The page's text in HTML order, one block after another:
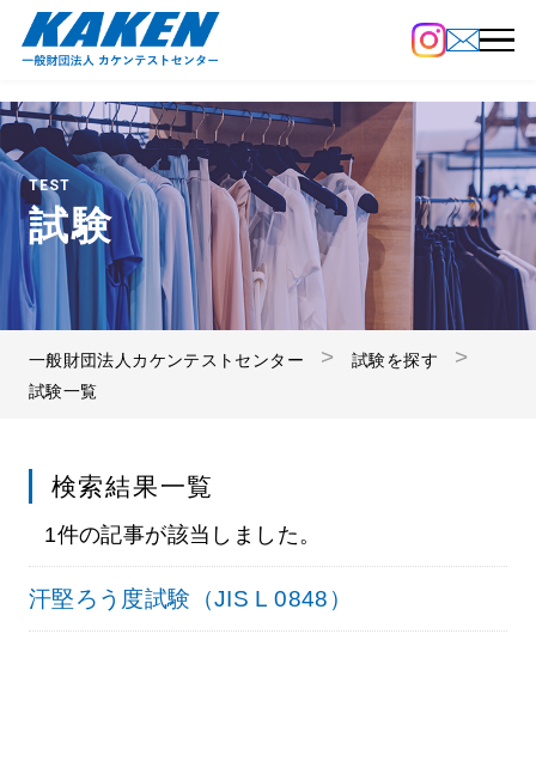
TEST
試験
一般財団法人カケンテストセンター
試験を探す
試験一覧
検索結果一覧
1件の記事が該当しました。
汗堅ろう度試験（JIS L 0848）